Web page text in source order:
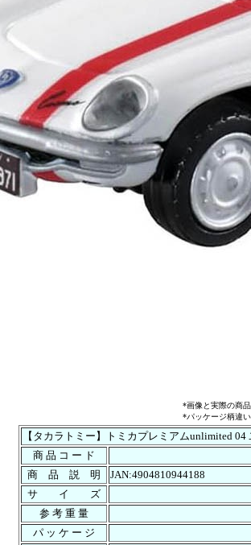
*画像と実際の商
*パッケージ柄違
【タカラトミー】トミカプレミアムunlimited
商 品 コ ー ド
商 品 説 明
JAN:4904810944188
サ イ ズ
参 考 重 量
パ ッ ケ ー ジ